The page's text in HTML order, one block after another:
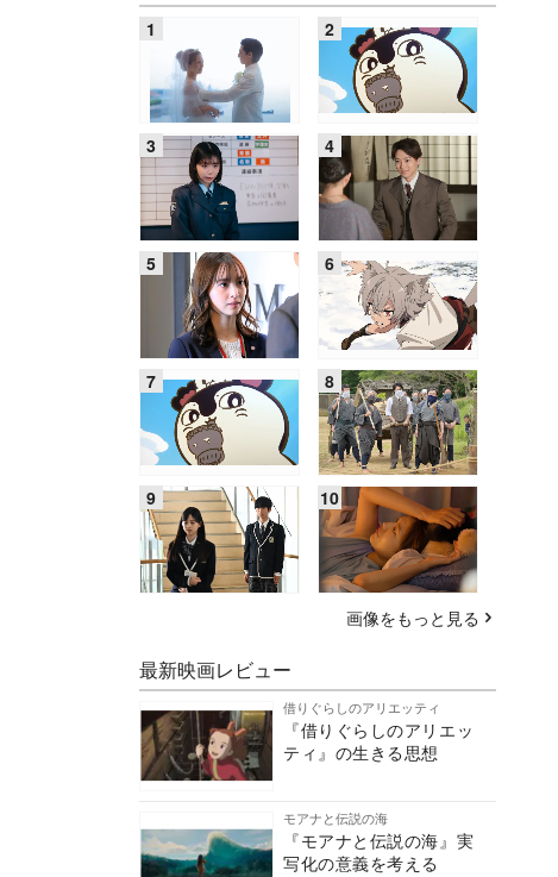
画像をもっと見る
最新映画レビュー
借りぐらしのアリエッティ
『借りぐらしのアリエッ
ティ』の生きる思想
モアナと伝説の海
『モアナと伝説の海』実
写化の意義を考える